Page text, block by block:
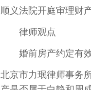
顺义法院开庭审理财
律师观点
婚前房产约定有效
北京市力珉律师事务